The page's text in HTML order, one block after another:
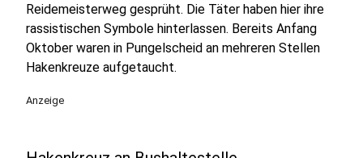
Reidemeisterweg gesprüht. Die Täter haben hier ihre
rassistischen Symbole hinterlassen. Bereits Anfang
Oktober waren in Pungelscheid an mehreren Stellen
Hakenkreuze aufgetaucht.
Anzeige